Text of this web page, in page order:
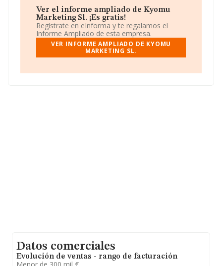
hello@kyomumarketing.com. Puedes visitar su sitio web:
www.kyomumarketing.com/es/.
La empresaKyomu Marketing S.L, con NIF
B17981713, se encuentra en Calle Morbey núm. 35,
(17481), en el municipio de Sant Julia De Ramis,
provincia de Girona, Cataluña.
empresas pertenecientes al sector, a nivel nacional la
Ver el informe ampliado de Kyomu
Marketing Sl. ¡Es gratis!
Regístrate en eInforma y te regalamos el
Informe Ampliado de esta empresa.
VER INFORME AMPLIADO DE KYOMU
MARKETING SL.
Datos comerciales
Evolución de ventas - rango de facturación